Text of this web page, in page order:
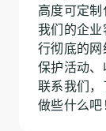
高度可定
我们的企
行彻底的
保护活动
联系我们
做些什么吧